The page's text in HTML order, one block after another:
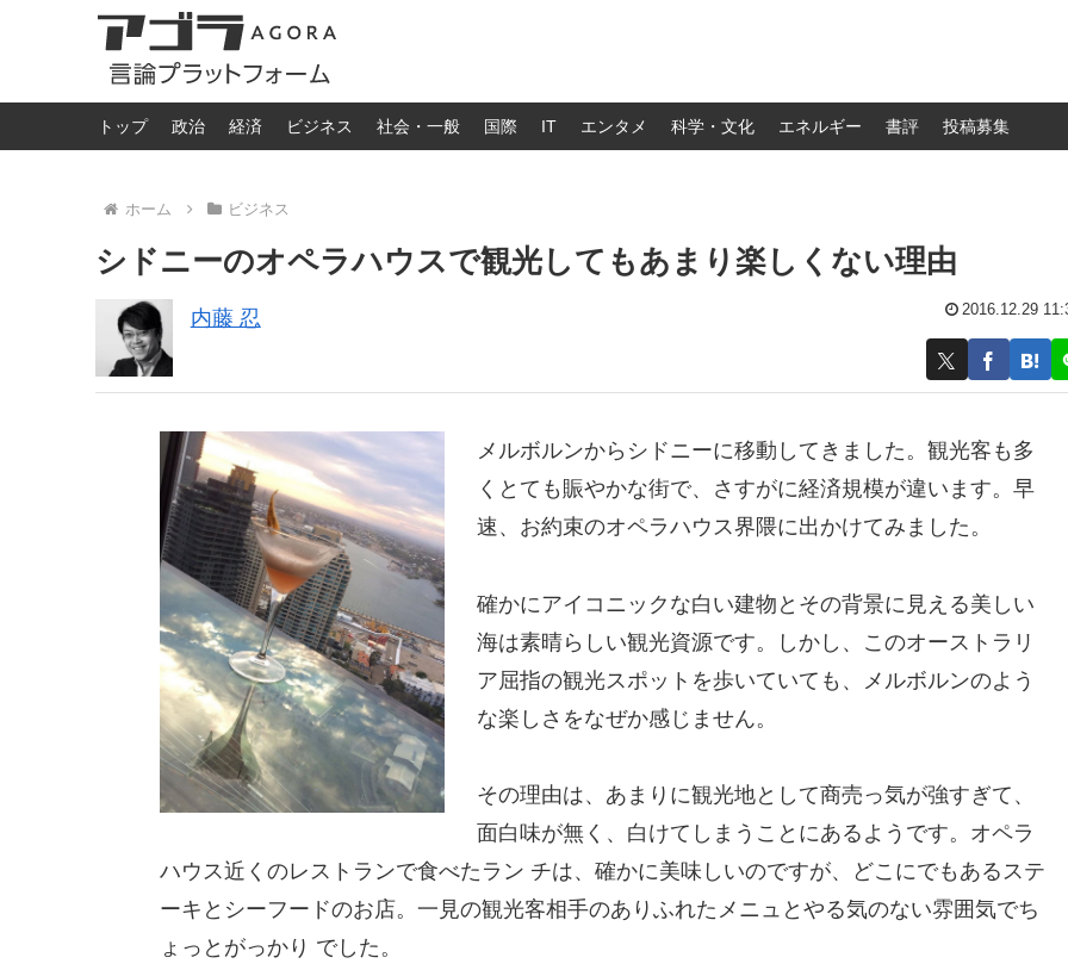
トップ 政治 経済 ビジネス 社会・一般 国際 IT エンタメ 科学・文化 エネルギー 書評 投稿募集
ホーム ビジネス
シドニーのオペラハウスで観光してもあまり楽しくない理由
内藤 忍 2016.12.29
メルボルンからシドニーに移動してきました。観光客も多
くとても賑やかな街で、さすがに経済規模が違います。早
速、お約束のオペラハウス界隈に出かけてみました。
確かにアイコニックな白い建物とその背景に見える美しい
海は素晴らしい観光資源です。しかし、このオーストラリ
ア屈指の観光スポットを歩いていても、メルボルンのよう
な楽しさをなぜか感じません。
その理由は、あまりに観光地として商売っ気が強すぎて、
面白味が無く、白けてしまうことにあるようです。オペラ
ハウス近くのレストランで食べたラン チは、確かに美味しいのですが、どこにでもあるステ
ーキとシーフードのお店。一見の観光客相手のありふれたメニュとやる気のない雰囲気でち
ょっとがっかり でした。